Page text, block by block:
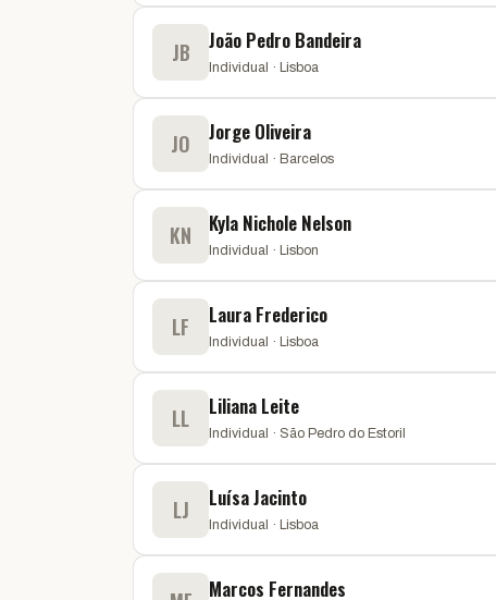
JB João Pedro Bandeira
Individual · Lisboa
JO Jorge Oliveira
Individual · Barcelos
KN Kyla Nichole Nelson
Individual · Lisbon
LF Laura Frederico
Individual · Lisboa
LL Liliana Leite
Individual · São Pedro do Estoril
LJ Luísa Jacinto
Individual · Lisboa
Marcos Fernandes